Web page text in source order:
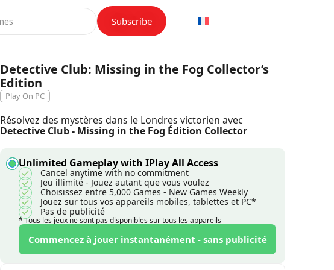
Subscribe
Detective Club: Missing in the Fog Collector’s
Edition
Play On PC
Unlimited Gameplay with IPlay All Access
Cancel anytime with no commitment
Jeu illimité - Jouez autant que vous voulez
Choisissez entre 5,000 Games - New Games Weekly
Jouez sur tous vos appareils mobiles, tablettes et PC*
Pas de publicité
* Tous les jeux ne sont pas disponibles sur tous les appareils
Commencez à jouer instantanément - sans publicité
Résolvez des mystères dans le Londres victorien avec
Detective Club - Missing in the Fog Édition Collector